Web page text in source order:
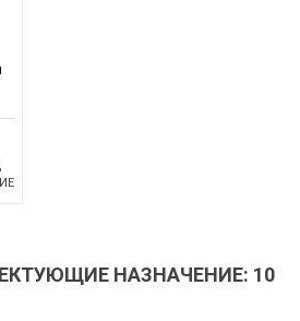
НАЗНАЧЕНИЕ: 10